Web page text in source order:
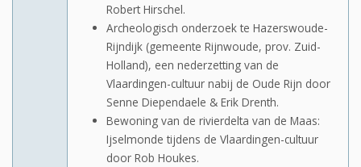
Robert Hirschel.
Archeologisch onderzoek te Hazerswoude-
Rijndijk (gemeente Rijnwoude, prov. Zuid-
Holland), een nederzetting van de
Vlaardingen-cultuur nabij de Oude Rijn door
Senne Diependaele & Erik Drenth.
Bewoning van de rivierdelta van de Maas:
Ijselmonde tijdens de Vlaardingen-cultuur
door Rob Houkes.